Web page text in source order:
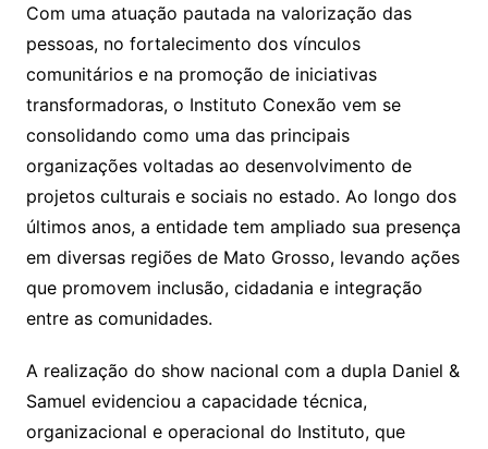
Com uma atuação pautada na valorização das
pessoas, no fortalecimento dos vínculos
comunitários e na promoção de iniciativas
transformadoras, o Instituto Conexão vem se
consolidando como uma das principais
organizações voltadas ao desenvolvimento de
projetos culturais e sociais no estado. Ao longo dos
últimos anos, a entidade tem ampliado sua presença
em diversas regiões de Mato Grosso, levando ações
que promovem inclusão, cidadania e integração
entre as comunidades.
A realização do show nacional com a dupla Daniel &
Samuel evidenciou a capacidade técnica,
organizacional e operacional do Instituto, que